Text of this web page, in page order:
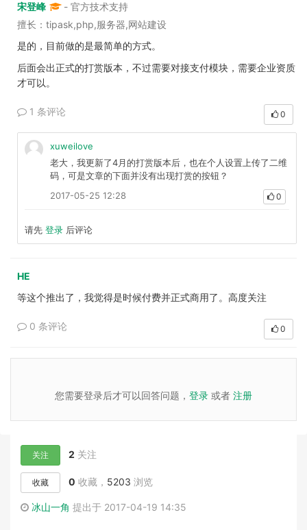
宋登峰
- 官方技术支持
擅长：tipask,php,服务器,网站建设
是的，目前做的是最简单的方式。
后面会出正式的打赏版本，不过需要对接支付模块，需要企业资质
才可以。
1 条评论 0
xuweilove
老大，我更新了4月的打赏版本后，也在个人设置上传了二维
码，可是文章的下面并没有出现打赏的按钮？
2017-05-25 12:28
0
请先 登录 后评论
HE
等这个推出了，我觉得是时候付费并正式商用了。高度关注
0 条评论 0
您需要登录后才可以回答问题， 登录 或者 注册
关注 2 关注
收藏 0 收藏， 5203 浏览
冰山一角 提出于 2017-04-19 14:35